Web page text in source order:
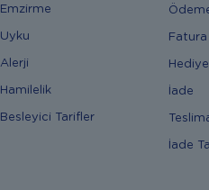
Emzirme
Uyku
Alerji
Hamilelik
Besleyici Tarifler
Fatura
İade
İade